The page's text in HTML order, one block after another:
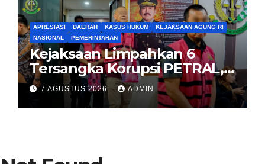
APRESIASI DAERAH KASUS HUKUM
KEJAKSAAN AGUNG RI
NASIONAL
PEMERINTAHAN
Kejaksaan Limpahkan 6
Tersangka Korupsi PETRAL,
PES dan ISC ke PN Tipikor
Jakarta Pusat
7 AGUSTUS 2026 ADMIN